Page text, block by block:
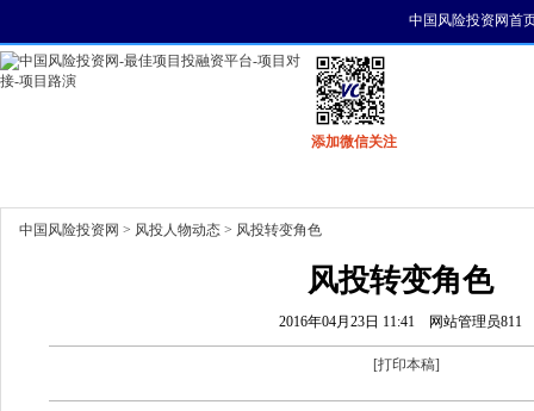
中国风险投资网首
添加微信关注
中国风险投资网 > 风投人物动态 > 风投转变角色
风投转变角色
2016年04月23日 11:41 网站管理员811
[打印本稿]